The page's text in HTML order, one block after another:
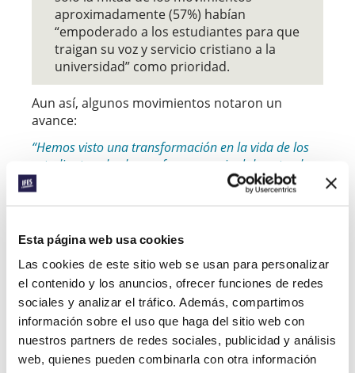
Esta página web usa cookies
Las cookies de este sitio web se usan para personalizar
el contenido y los anuncios, ofrecer funciones de redes
sociales y analizar el tráfico. Además, compartimos
información sobre el uso que haga del sitio web con
nuestros partners de redes sociales, publicidad y análisis
web, quienes pueden combinarla con otra información
aproximadamente (57%) habían
“empoderado a los estudiantes para que
traigan su voz y servicio cristiano a la
universidad” como prioridad.
Aun así, algunos movimientos notaron un
avance:
“Hemos visto una transformación en la vida de los
estudiantes: desde una forma nominal de entender
el evangelio a liderar activamente compartiendo los
valores del reino de Dios en sus comunidades”
“Unos foros de reflexión personal y ética
ofrecieron espacios para el diálogo y
permitieron a los estudiantes y graduados
contrastar su fe con las realidades sociales
(justicia, corrupción, emprendimiento,
responsabilidad social)” (GBUSS Senegal).
Un movimiento mencionó que estaba